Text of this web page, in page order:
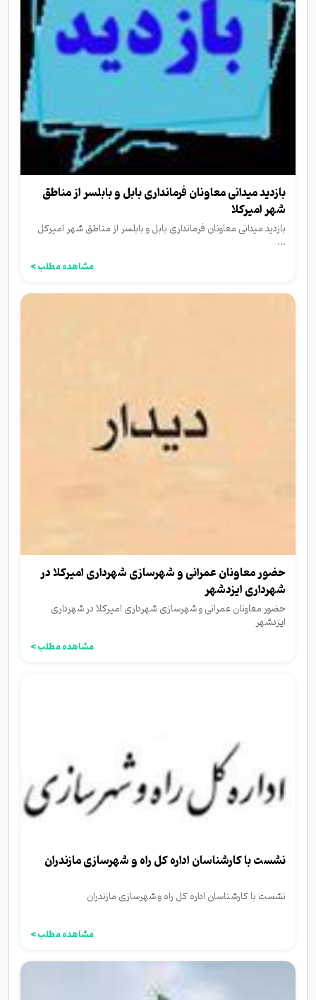
بازدید میدانی معاونان فرمانداری بابل و بابلسر از مناطق
شهر امیرکلا
بازدید میدانی معاونان فرمانداری بابل و بابلسر از مناطق شهر امیرکل
...
مشاهده مطلب >
حضور معاونان عمرانی و شهرسازی شهرداری امیرکلا در
شهرداری ایزدشهر
حضور معاونان عمرانی و شهرسازی شهرداری امیرکلا در شهرداری
ایزدشهر
مشاهده مطلب >
نشست با کارشناسان اداره کل راه‌ و شهرسازی مازندران
نشست با کارشناسان اداره کل راه‌ و شهرسازی مازندران
مشاهده مطلب >